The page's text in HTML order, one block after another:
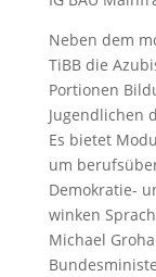
Neben dem
TiBB die
Portionen
Jugendlichen
Es bietet
um
Demokratie-
winken
Michael